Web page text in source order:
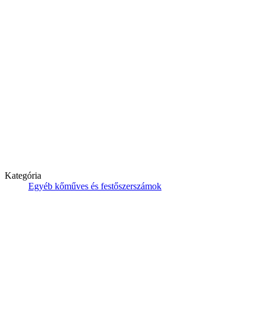
Kategória
Egyéb kőműves és festőszerszámok